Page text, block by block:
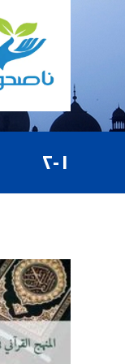
١-٢